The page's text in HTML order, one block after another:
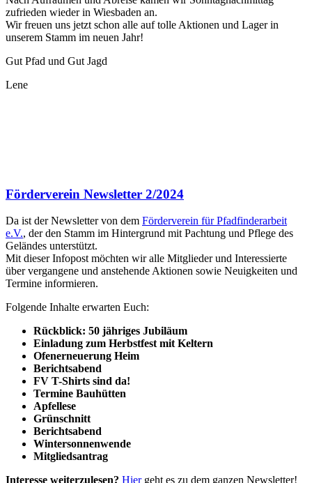
zufrieden wieder in Wiesbaden an.
Wir freuen uns jetzt schon alle auf tolle Aktionen und Lager in
unserem Stamm im neuen Jahr!
Gut Pfad und Gut Jagd
Lene
Förderverein Newsletter 2/2024
Da ist der Newsletter von dem Förderverein für Pfadfinderarbeit
e.V., der den Stamm im Hintergrund mit Pachtung und Pflege des
Geländes unterstützt.
Mit dieser Infopost möchten wir alle Mitglieder und Interessierte
über vergangene und anstehende Aktionen sowie Neuigkeiten und
Termine informieren.
Folgende Inhalte erwarten Euch:
Rückblick: 50 jähriges Jubiläum
Einladung zum Herbstfest mit Keltern
Ofenerneuerung Heim
Berichtsabend
FV T-Shirts sind da!
Termine Bauhütten
Apfellese
Grünschnitt
Berichtsabend
Wintersonnenwende
Mitgliedsantrag
Interesse weiterzulesen? Hiergeht es zu dem ganzen Newsletter!